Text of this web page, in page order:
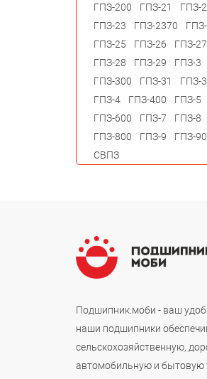
ГПЗ-200
ГПЗ-21
ГПЗ-
ГПЗ-23
ГПЗ-2370
ГПЗ-25
ГПЗ-26
ГПЗ-27
ГПЗ-28
ГПЗ-29
ГПЗ-3
ГПЗ-300
ГПЗ-31
ГПЗ-
ГПЗ-4
ГПЗ-400 ГПЗ-5
ГПЗ-600
ГПЗ-7
ГПЗ-8
ГПЗ-800
ГПЗ-9 ГПЗ-
СВПЗ
Подшипник.моби - ваш
наши подшипники
сельскохозяйственную,
автомобильную и бытовую